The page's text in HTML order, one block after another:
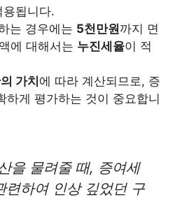
용됩니다.
는 경우에는 5천만원까지 면
에 대해서는 누진세율이 적
가치 에 따라 계산되므로, 증
하게 평가하는 것이 중요합니
을 물려줄 때, 증여세
련하여 인상 깊었던 구